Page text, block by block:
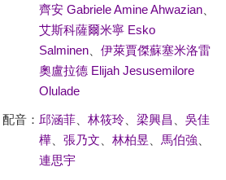
齊安 Gabriele Amine Ahwazian、
艾斯科薩爾米寧 Esko
Salminen、 伊萊賈傑蘇塞米洛雷
奧盧拉德 Elijah Jesusemilore
Olulade
配音： 邱涵菲、 林筱玲、 梁興昌
吳佳
樺、 張乃文 林柏昱 馬伯強
連思宇